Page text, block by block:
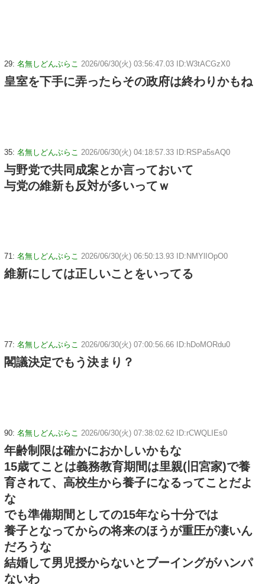
29: 名無しどんぶらこ 2026/06/30(火) 03:56:47.03 ID:W3tACGzX0
皇室を下手に弄ったらその政府は終わりかもね
35: 名無しどんぶらこ 2026/06/30(火) 04:18:57.33 ID:RSPa5sAQ0
与野党で共同成案とか言っておいて
与党の維新も反対が多いってｗ
71: 名無しどんぶらこ 2026/06/30(火) 06:50:13.93 ID:NMYlIOpO0
維新にしては正しいことをいってる
77: 名無しどんぶらこ 2026/06/30(火) 07:00:56.66 ID:hDoMORdu0
閣議決定でもう決まり？
90: 名無しどんぶらこ 2026/06/30(火) 07:38:02.62 ID:rCWQLIEs0
年齢制限は確かにおかしいかもな
15歳てことは義務教育期間は里親(旧宮家)で養
育されて、高校生から養子になるってことだよ
な
でも準備期間としての15年なら十分では
養子となってからの将来のほうが重圧が凄いん
だろうな
結婚して男児授からないとブーイングがハンパ
ないわ